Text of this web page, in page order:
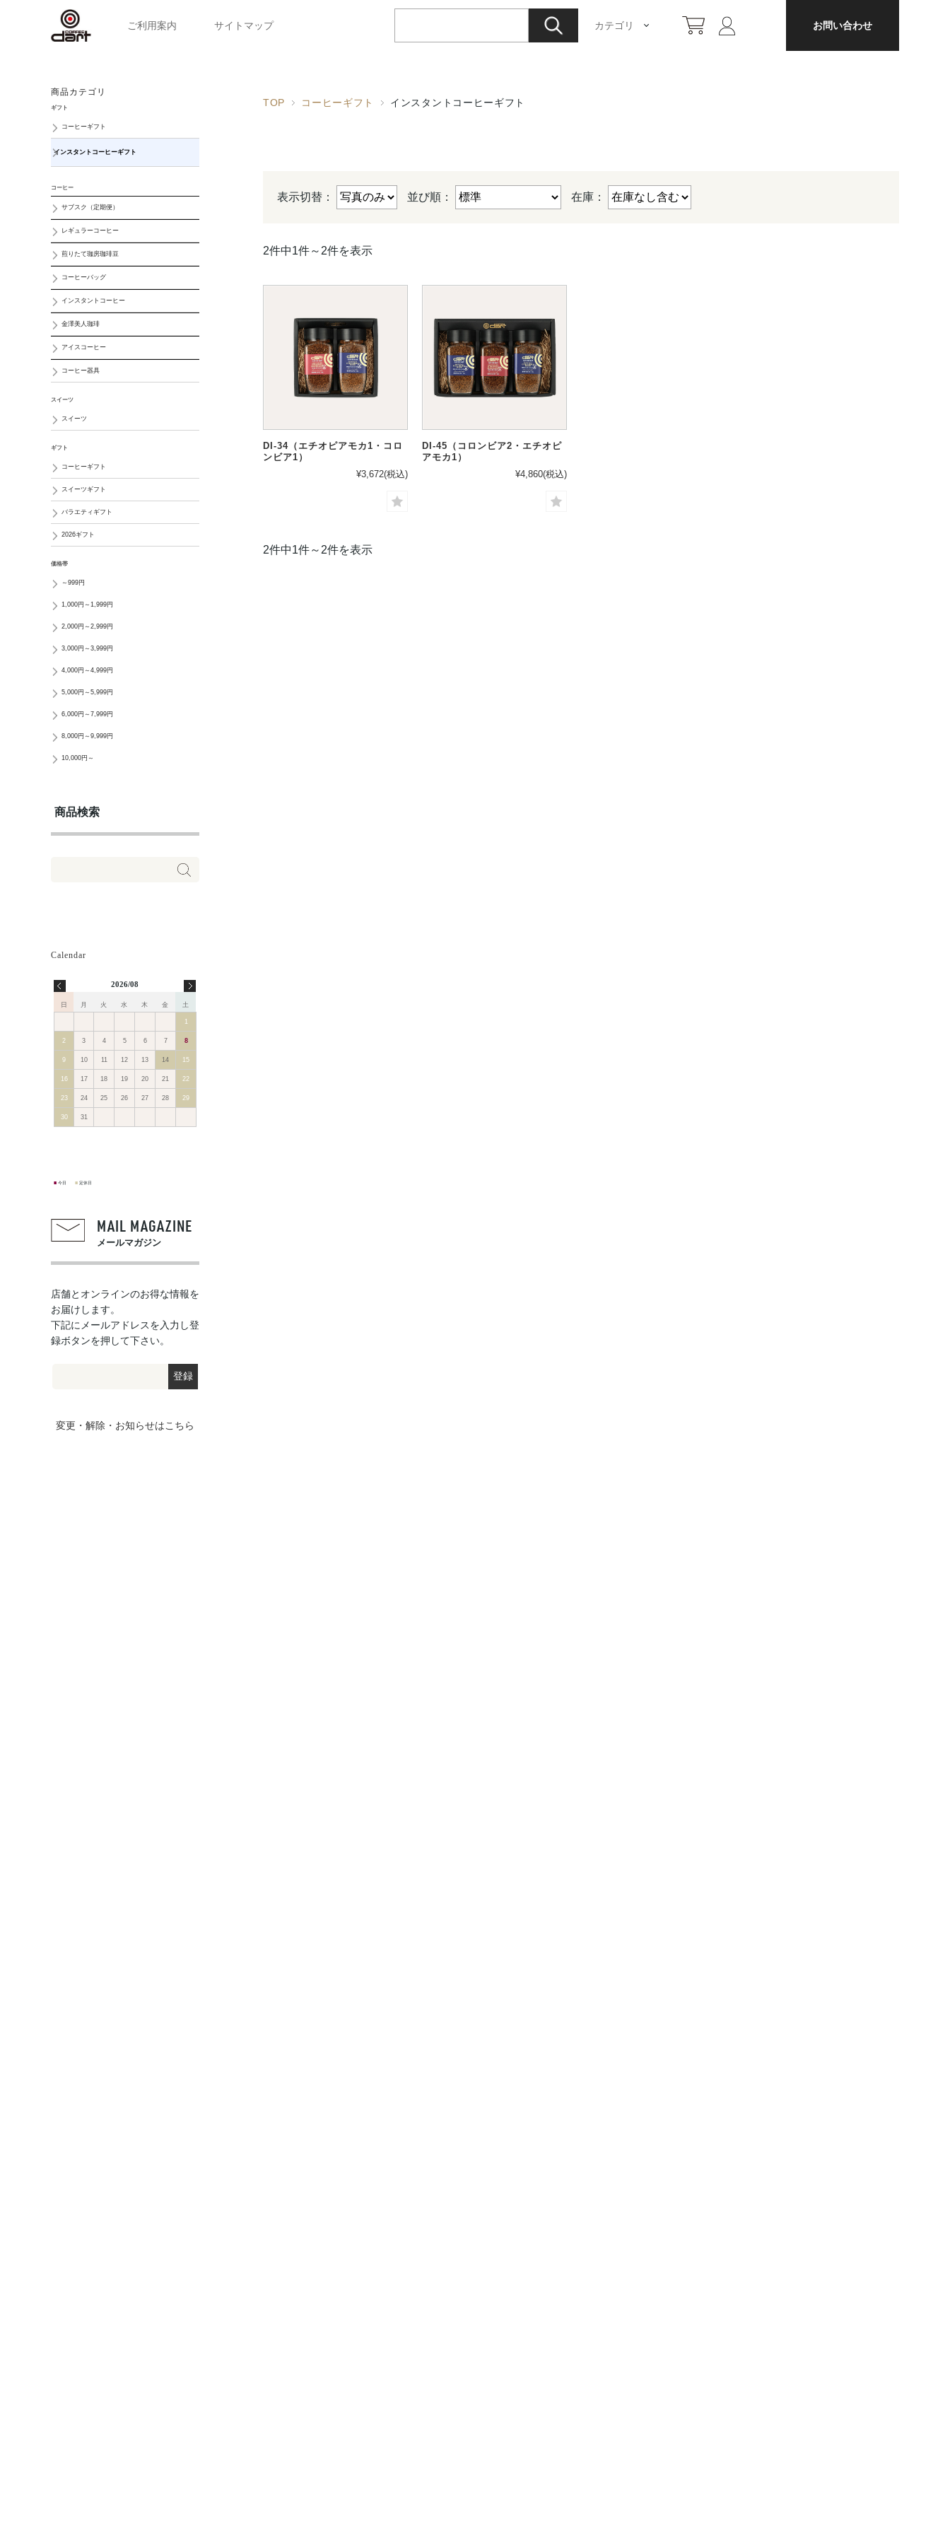
ご利用案内 サイトマップ カテゴリ お問い合わせ
TOP コーヒーギフト インスタントコーヒーギフト
表示切替： 並び順： 在庫：
2件中1件～2件を表示
DI-34（エチオピアモカ1・コロ
ンビア1）
¥3,672(税込)
DI-45（コロンビア2・エチオピ
アモカ1）
¥4,860(税込)
2件中1件～2件を表示
商品カテゴリ
ギフト
コーヒーギフト
インスタントコーヒーギフト
コーヒー
サブスク（定期便）
レギュラーコーヒー
煎りたて珈房珈琲豆
コーヒーバッグ
インスタントコーヒー
金澤美人珈琲
アイスコーヒー
コーヒー器具
スイーツ
スイーツ
ギフト
コーヒーギフト
スイーツギフト
バラエティギフト
2026ギフト
価格帯
～999円
1,000円～1,999円
2,000円～2,999円
3,000円～3,999円
4,000円～4,999円
5,000円～5,999円
6,000円～7,999円
8,000円～9,999円
10,000円～
商品検索
2026/08
日 月 火 水 木 金 土
1
2 3 4 5 6 7 8
9 10 11 12 13 14 15
16 17 18 19 20 21 22
23 24 25 26 27 28 29
30 31
■ 今日 ■ 定休日
MAIL MAGAZINE
メールマガジン
店舗とオンラインのお得な情報を
お届けします。
下記にメールアドレスを入力し登
録ボタンを押して下さい。
変更・解除・お知らせはこちら